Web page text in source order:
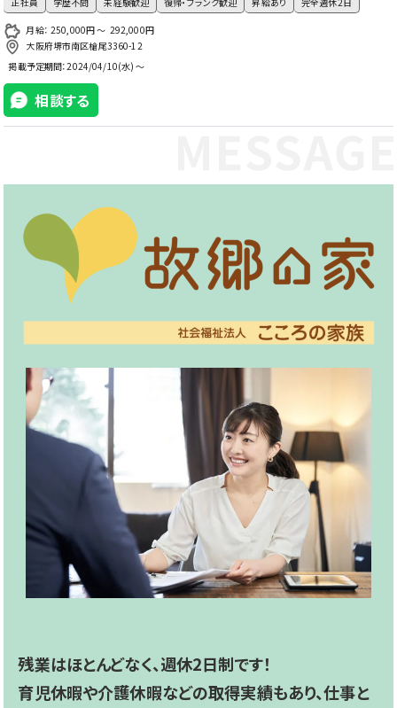
月給： 250,000円 〜 292,000円
大阪府堺市南区槍尾3360-12
掲載予定期間：2024/04/10(水) ～
相談する
残業はほとんどなく、週休2日制です！
育児休暇や介護休暇などの取得実績もあり、仕事と